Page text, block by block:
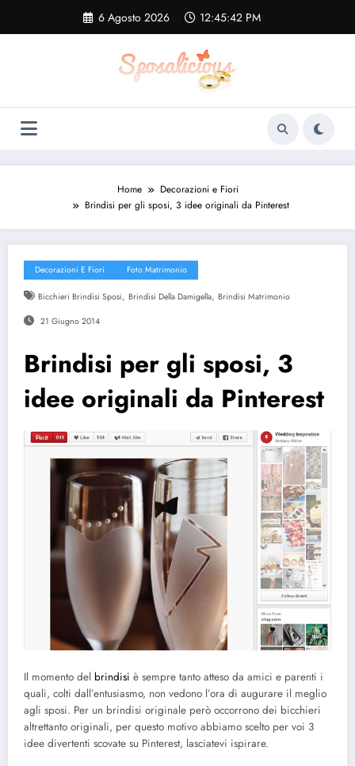
contenuto
6 Agosto 2026 12:45:42 PM
Home
Decorazioni e Fiori
Brindisi per gli sposi, 3 idee originali da Pinterest
Decorazioni E Fiori Foto Matrimonio
Bicchieri Brindisi Sposi, Brindisi Della Damigella, Brindisi Matrimonio
21 Giugno 2014
Brindisi per gli sposi, 3
idee originali da Pinterest
Il momento del brindisi è sempre tanto atteso da amici e parenti i
quali, colti dall’entusiasmo, non vedono l’ora di augurare il meglio
agli sposi. Per un brindisi originale però occorrono dei bicchieri
altrettanto originali, per questo motivo abbiamo scelto per voi 3
idee divertenti scovate su Pinterest, lasciatevi ispirare.